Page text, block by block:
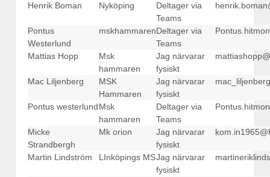
Henrik Boman Nyköping
Deltager via
Teams
Pontus
Westerlund
mskhammarenDeltager via
Teams
Mattias Hopp
Msk
hammaren
Jag närvarar
fysiskt
Mac Liljenberg
MSK
Hammaren
Jag närvarar
fysiskt
Pontus westerlundMsk
hammaren
Deltager via
Teams
Micke
Strandbergh
Mk orion
Jag närvarar
fysiskt
Martin Lindström LInköpings MSJag närvarar
fysiskt